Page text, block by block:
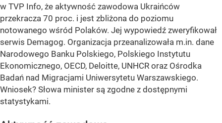
w TVP Info, że aktywność zawodowa Ukraińców
przekracza 70 proc. i jest zbliżona do poziomu
notowanego wśród Polaków. Jej wypowiedź zweryfikował
serwis Demagog. Organizacja przeanalizowała m.in. dane
Narodowego Banku Polskiego, Polskiego Instytutu
Ekonomicznego, OECD, Deloitte, UNHCR oraz Ośrodka
Badań nad Migracjami Uniwersytetu Warszawskiego.
Wniosek? Słowa minister są zgodne z dostępnymi
statystykami.